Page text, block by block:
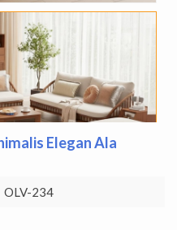
Elegan Ala
OLV-234